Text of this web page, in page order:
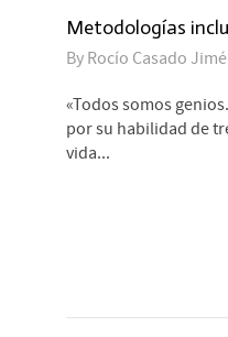
Metodologías
By Rocío Casado
«Todos somos
por su habilidad de
vida...